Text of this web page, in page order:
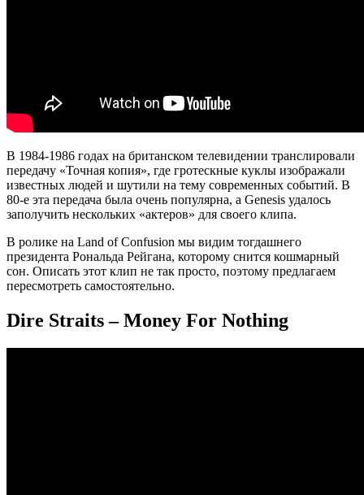
В 1984-1986 годах на британском телевидении транслировали
передачу «Точная копия», где гротескные куклы изображали
известных людей и шутили на тему современных событий. В
80-е эта передача была очень популярна, а Genesis удалось
заполучить нескольких «актеров» для своего клипа.
В ролике на Land of Confusion мы видим тогдашнего
президента Рональда Рейгана, которому снится кошмарный
сон. Описать этот клип не так просто, поэтому предлагаем
пересмотреть самостоятельно.
Dire Straits – Money For Nothing